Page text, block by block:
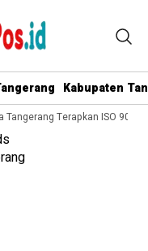
Kabupaten
Terapkan ISO